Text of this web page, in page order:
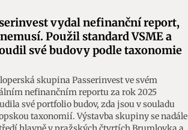
vydal nefinanční report,
Použil standard VSME a
své budovy podle taxonomie
skupina Passerinvest ve svém
nefinančním reportu za rok 2025
své portfolio budov, zda jsou v souladu
taxonomií. Výstavba skupiny se nadále